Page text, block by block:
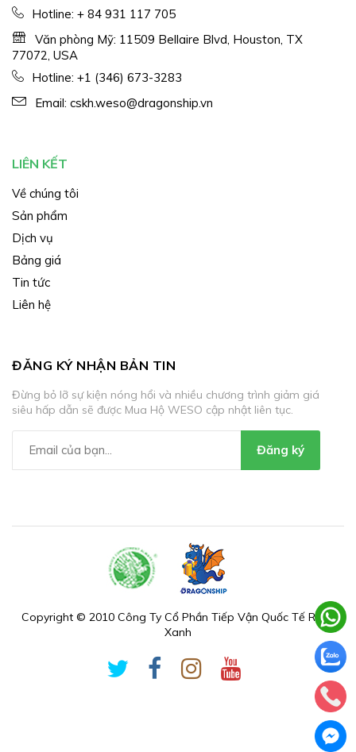
Hotline: + 84 931 117 705
Văn phòng Mỹ: 11509 Bellaire Blvd, Houston, TX
77072, USA
Hotline: +1 (346) 673-3283
Email: cskh.weso@dragonship.vn
LIÊN KẾT
Về chúng tôi
Sản phẩm
Dịch vụ
Bảng giá
Tin tức
Liên hệ
ĐĂNG KÝ NHẬN BẢN TIN
Đừng bỏ lỡ sự kiện nóng hổi và nhiều chương trình giảm giá
siêu hấp dẫn sẽ được Mua Hộ WESO cập nhật liên tục.
Đăng ký
Copyright © 2010 Công Ty Cổ Phần Tiếp Vận Quốc Tế Rồng
Xanh